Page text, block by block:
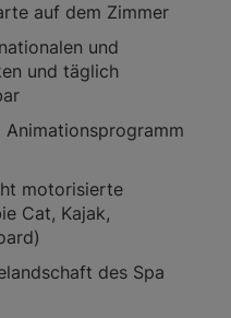
auf dem Zimmer
und
und täglich
motorisierte
Cat, Kajak,
des Spa